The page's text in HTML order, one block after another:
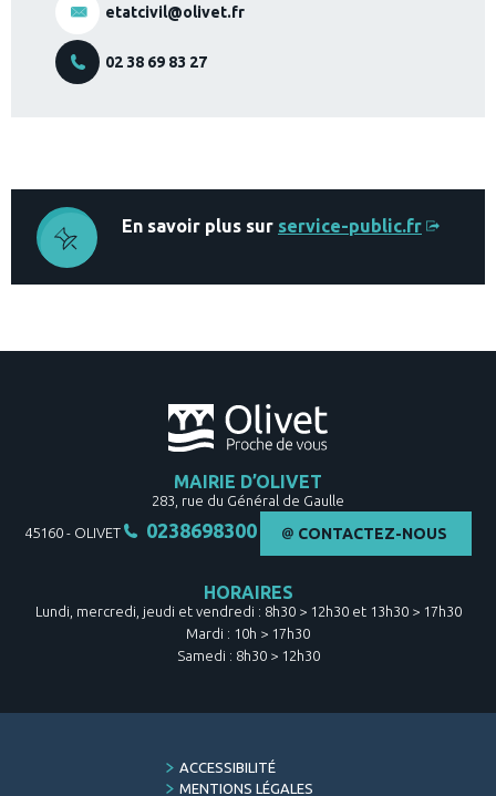
etatcivil@olivet.fr
02 38 69 83 27
En savoir plus sur service-public.fr
MAIRIE D’OLIVET
283, rue du Général de Gaulle
45160 - OLIVET 0238698300 CONTACTEZ-NOUS
HORAIRES
Lundi, mercredi, jeudi et vendredi : 8h30 > 12h30 et 13h30 > 17h30
Mardi : 10h > 17h30
Samedi : 8h30 > 12h30
FOOTER
MENU
ACCESSIBILITÉ
MENTIONS LÉGALES